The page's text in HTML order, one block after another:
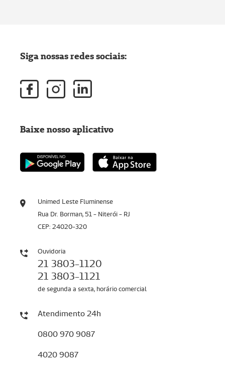
Unimed Leste Fluminense
Rua Dr. Borman, 51 - Niterói - RJ
CEP: 24020-320
Ouvidoria
21 3803-1120
21 3803-1121
de segunda a sexta, horário comercial
Atendimento 24h
0800 970 9087
4020 9087
Siga nossas redes sociais:
Baixe nosso aplicativo